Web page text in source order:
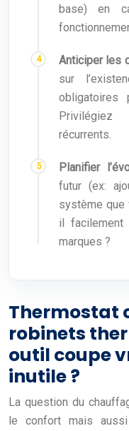
base) en
Anticiper les
sur
obligatoires
récurrents.
Planifier
futur (ex:
système
il facilement
marques ?
Thermostat
robinets
outil coupe
inutile ?
La question du
le confort mais